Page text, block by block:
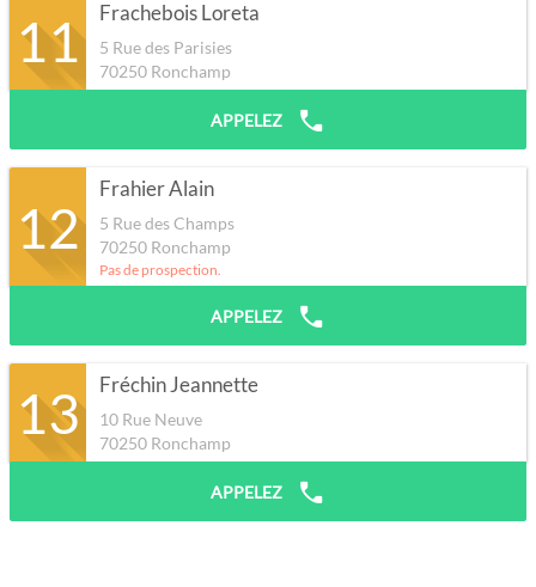
11 Frachebois Loreta
5 Rue des Parisies
70250 Ronchamp
APPELEZ
12
Frahier Alain
5 Rue des Champs
70250 Ronchamp
Pas de prospection.
APPELEZ
13 Fréchin Jeannette
10 Rue Neuve
70250 Ronchamp
APPELEZ